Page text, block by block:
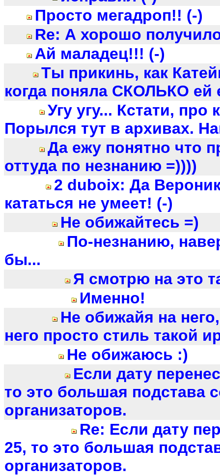
Просто мегадроп!! (-)
Re: А хорошо
Ай маладец!!! (-)
Ты прикинь, как
когда поняла СКОЛЬКО ей
Угу угу... Кстати, про
Порылся тут в архивах.
Да ежу понятно что
оттуда по незнанию =))))
2 duboix: Да
кататься не умеет! (-)
Не обижайтесь =)
По-незнанию,
бы...
Я смотрю на это
Именно!
Не обижайя на
него просто стиль такой
Не обижаюсь :)
Если дату
то это большая подстава
организаторов.
Re: Если дату
25, то это большая
организаторов.